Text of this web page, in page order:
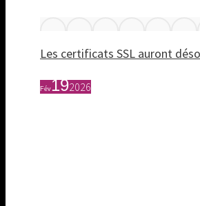
Les certificats SSL auront
Fév192026